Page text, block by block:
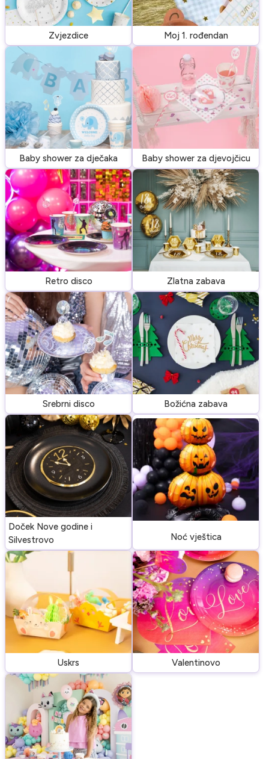
Zvjezdice Moj 1. rođendan
Baby shower za dječaka Baby shower za djevojčicu
Retro disco Zlatna zabava
Srebrni disco Božićna zabava
Doček Nove godine i
Silvestrovo
Noć vještica
Uskrs Valentinovo